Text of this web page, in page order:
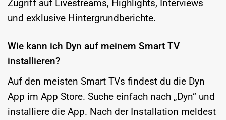
Zugriff auf Livestreams, Highlights, Interviews
und exklusive Hintergrundberichte.
Wie kann ich Dyn auf meinem Smart TV
installieren?
Auf den meisten Smart TVs findest du die Dyn
App im App Store. Suche einfach nach „Dyn“ und
installiere die App. Nach der Installation meldest